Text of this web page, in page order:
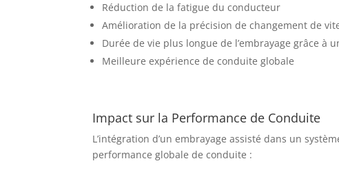
Réduction de la fatigue du conducteur
Amélioration de la précision de changement de
Durée de vie plus longue de l’embrayage grâce à
Meilleure expérience de conduite globale
Impact sur la Performance de Conduite
L’intégration d’un embrayage assisté dans un
performance globale de conduite :